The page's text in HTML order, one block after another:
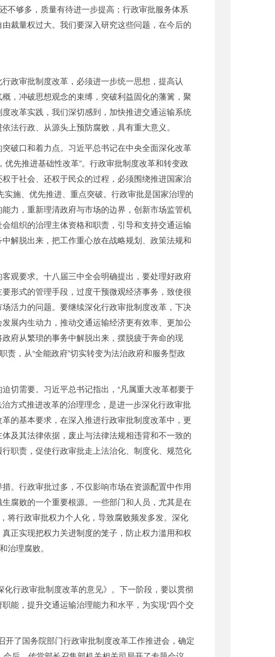
不够多，质量有待进一步提高；行政审批服务体系
裁量权过大。我们要深入研究这些问题，在今后的
政审批制度改革，必须进一步统一思想，提高认
，冲破思想观念的束缚，突破利益固化的藩篱，聚
改革实践，我们深切感到，加快推进交通运输系统
法行政、从源头上预防腐败，具有重大意义。
破口和着力点。习近平总书记在中央全面深化改革
先推进基础性改革”。行政审批制度改革和转变政
于社会、还权于民众的过程，必须围绕推进国家治
实施、优先推进、重点突破。行政审批是国家治理的
力，重新理清政府与市场的边界，创新市场监管机
组织的治理主体资格和职责，引导和支持交通运输
解脱出来，把工作重心放在战略规划、政策法规和
观要求。十八届三中全会明确提出，要处理好政府
形式的管理手段，过度干预微观经济事务，致使很
活力的问题。要继续深化行政审批制度改革，下决
展内生动力，推动交通运输经济更有效率、更加公
府从繁琐的事务中解脱出来，摆脱疲于奔命的现
，从“全能政府”切实转变为法治政府和服务型政
需要。习近平总书记指出，“凡属重大改革都要于
方式推进改革的治理理念，是进一步深化行政审批
的基本要求，在深入推进行政审批制度改革中，更
及其法律依据，废止与法律法规相违背和不一致的
职责，促使行政审批走上法治化、制度化、规范化
。行政审批过多，不仅影响市场在资源配置中作用
腐败的一个重要根源。一些部门和人员，尤其是在
将行政审批权力个人化，导致腐败频发多发。深化
正实现把权力关进制度的笼子，防止权力滥用和权
治理腐败。
行政审批制度改革的意见》。下一阶段，要以贯彻
能，提升交通运输治理能力和水平，为实现“四个交
了国务院部门行政审批制度改革工作推进会，确定